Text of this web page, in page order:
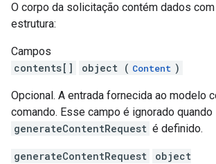
O corpo da solicitação contém dados
estrutura:
Campos
contents[]
object ( Content )
Opcional. A entrada fornecida ao modelo
comando. Esse campo é ignorado quando
generateContentRequest é definido.
generateContentRequest
object